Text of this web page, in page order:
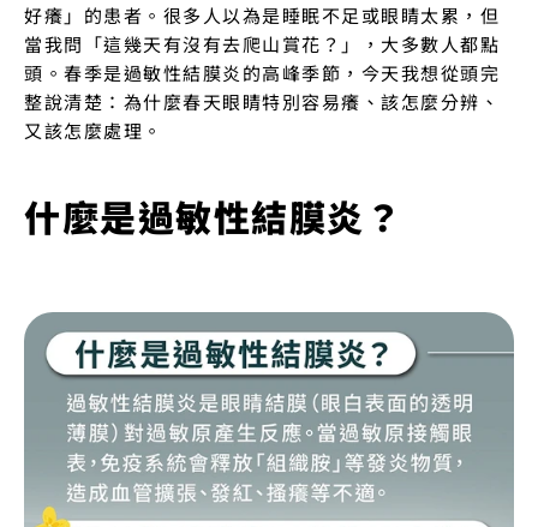
好癢」的患者。很多人以為是睡眠不足或眼睛太累，但
當我問「這幾天有沒有去爬山賞花？」，大多數人都點
頭。春季是過敏性結膜炎的高峰季節，今天我想從頭完
整說清楚：為什麼春天眼睛特別容易癢、該怎麼分辨、
又該怎麼處理。
什麼是過敏性結膜炎？